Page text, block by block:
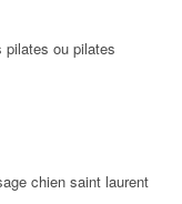
ou pilates
chien saint laurent